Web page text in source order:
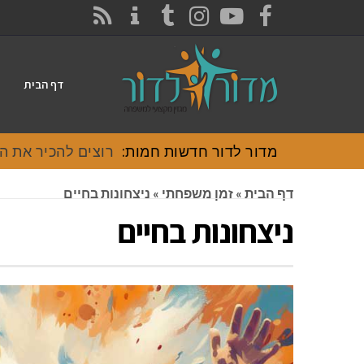
FACEBOOK
YOUTUBE
INSTAGRAM
TUMBLR
דף הבית
מדור לדור חדשות חמות: רוצים להכיר את
דף הבית » זמן משפחתי » ניצחונות בחיים
ניצחונות בחיים